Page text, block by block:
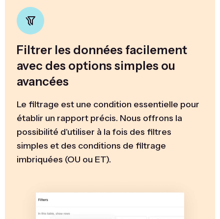
Filtrer les données facilement
avec des options simples ou
avancées
Le filtrage est une condition essentielle pour
établir un rapport précis. Nous offrons la
possibilité d'utiliser à la fois des filtres
simples et des conditions de filtrage
imbriquées (OU ou ET).